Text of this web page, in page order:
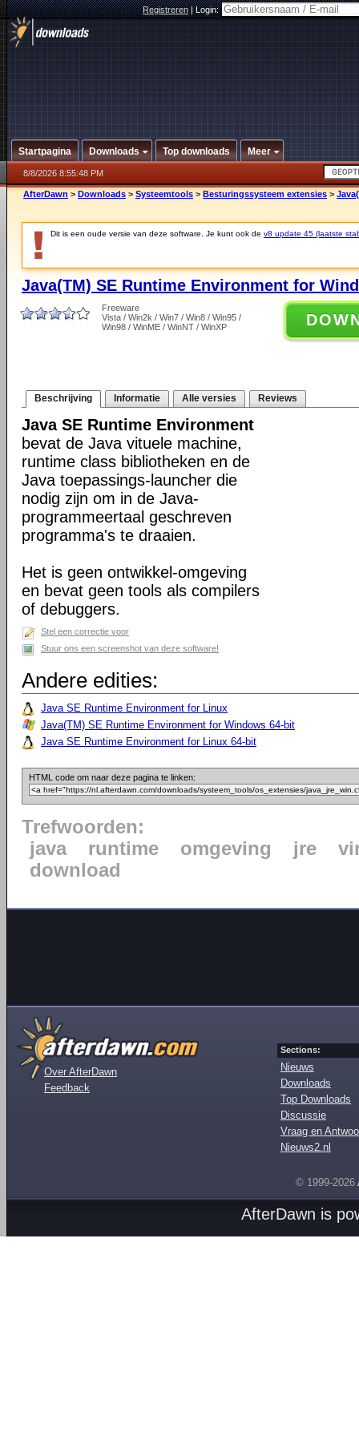
Registreren|Login:
Startpagina Downloads Top downloads Meer
8/8/2026 8:55:48 PM
AfterDawn > Downloads > Systeemtools > Besturingssysteem extensies >
Dit is een oude versie van deze software. Je kunt ook de v8 update 45 (laatste
Java(TM) SE Runtime Environment for
Freeware
Vista / Win2k / Win7 / Win8 / Win95 /
Win98 / WinME / WinNT / WinXP
Beschrijving Informatie Alle versies Reviews
Java SE Runtime Environment
bevat de Java vituele machine,
runtime class bibliotheken en de
Java toepassings-launcher die
nodig zijn om in de Java-
programmeertaal geschreven
programma's te draaien.
Het is geen ontwikkel-omgeving
en bevat geen tools als compilers
of debuggers.
Stel een correctie voor
Stuur ons een screenshot van deze software!
Andere edities:
Java SE Runtime Environment for Linux
Java(TM) SE Runtime Environment for Windows 64-bit
Java SE Runtime Environment for Linux 64-bit
HTML code om naar deze pagina te linken:
Trefwoorden:
java
runtime omgeving jre
download
Over AfterDawn
Feedback
Sections:
Nieuws
Downloads
Top Downloads
Discussie
Vraag en
Nieuws2.nl
© 1999-2026
AfterDawn is